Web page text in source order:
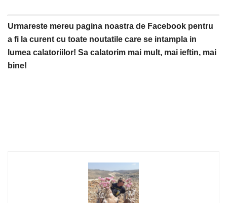
Urmareste mereu pagina noastra de Facebook pentru
a fi la curent cu toate noutatile care se intampla in
lumea calatoriilor! Sa calatorim mai mult, mai ieftin, mai
bine!